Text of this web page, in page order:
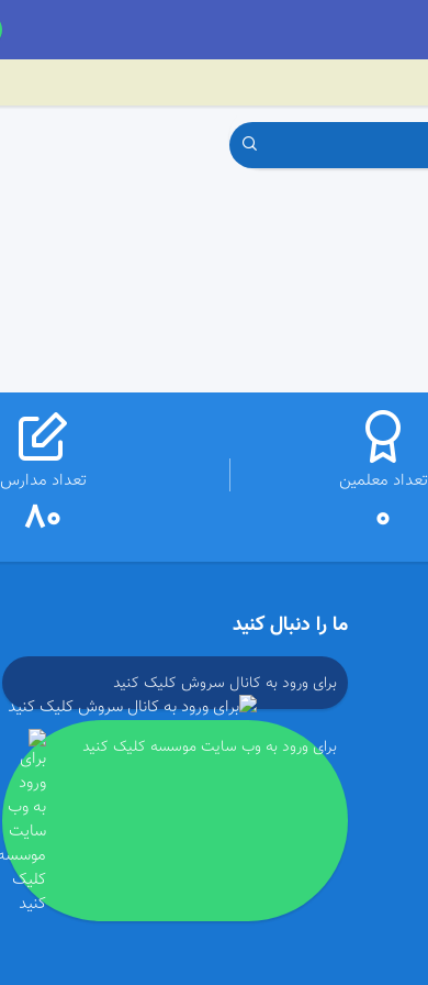
تعداد معلمین
0
تعداد مدارس
80
ما را دنبال کنید
برای ورود به کانال سروش کلیک کنید
برای ورود به وب سایت موسسه کلیک کنید